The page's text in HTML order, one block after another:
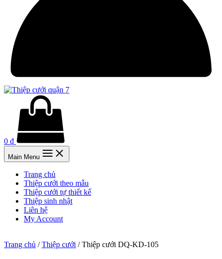
0 ₫
Main Menu
Trang chủ
Thiệp cưới theo mẫu
Thiệp cưới tự thiết kế
Thiệp sinh nhật
Liên hệ
My Account
Trang chủ /Thiệp cưới / Thiệp cưới DQ-KD-105